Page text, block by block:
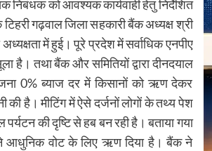
निबंधक को आवश्यक कार्यवाही हेतु निर्देशित
टिहरी गढ़वाल जिला सहकारी बैंक अध्यक्ष श्री
में हुई। पूरे प्रदेश में सर्वाधिक एनपीए
है। तथा बैंक और समितियों द्वारा दीनदयाल
0% ब्याज दर में किसानों को ऋण देकर
की है। मीटिंग में ऐसे दर्जनों लोगों के तथ्य पेश
पर्यटन की दृष्टि से हब बन रही है। बताया गया
ने आधुनिक वोट के लिए ऋण दिया है। बैंक ने